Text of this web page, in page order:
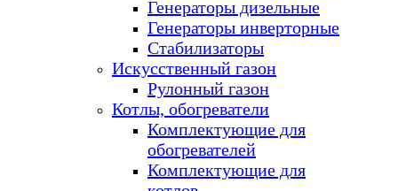
Генераторы дизельные
Генераторы инверторные
Стабилизаторы
Искусственный газон
Рулонный газон
Котлы, обогреватели
Комплектующие для
обогревателей
Комплектующие для